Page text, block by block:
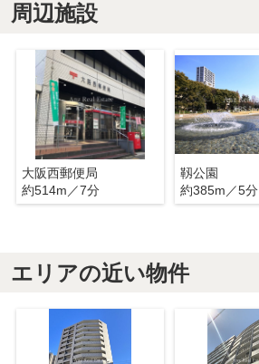
周辺施設
大阪西郵便局
約514m／7分
靱公園
約385m／5分
エリアの近い物件